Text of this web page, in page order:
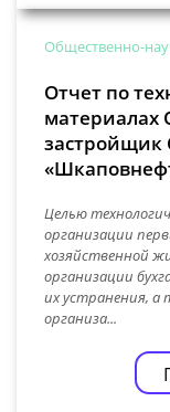
Общественно-
Отчет по
застройщик
Целью
организации
хозяйственной
организации
их устранения, а
организа...